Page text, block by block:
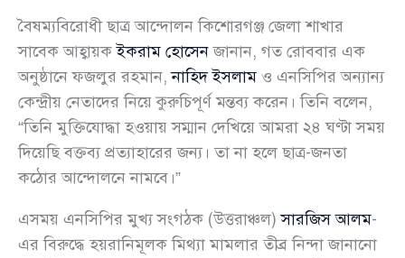
বৈষম্যবিরোধী ছাত্র আন্দোলন কিশোরগঞ্জ জেলা শাখার
সাবেক আহ্বায়কইকরাম হোসেনজানান, গত রোববার এক
অনুষ্ঠানে ফজলুর রহমান,নাহিদ ইসলাম ও এনসিপির অন্যান্য
কেন্দ্রীয় নেতাদের নিয়ে কুরুচিপূর্ণ মন্তব্য করেন। তিনি বলেন,
“তিনি মুক্তিযোদ্ধা হওয়ায় সম্মান দেখিয়ে আমরা ২৪ ঘণ্টা সময়
দিয়েছি বক্তব্য প্রত্যাহারের জন্য। তা না হলে ছাত্র-জনতা
কঠোর আন্দোলনে নামবে।”
এসময় এনসিপির মুখ্য সংগঠক (উত্তরাঞ্চল)সারজিস আলম-
এর বিরুদ্ধে হয়রানিমূলক মিথ্যা মামলার তীব্র নিন্দা জানানো